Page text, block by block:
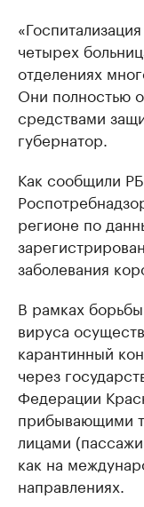
четырех
отделениях
Они полностью
средствами
губернатор.
Как сообщили
регионе по
заболевания
В рамках
вируса
карантинный
через
Федерации
прибывающими
лицами
как на
направлениях.